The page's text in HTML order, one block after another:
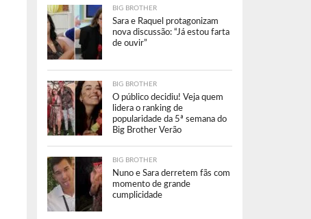
BIG BROTHER
Sara e Raquel protagonizam
nova discussão: “Já estou farta
de ouvir”
BIG BROTHER
O público decidiu! Veja quem
lidera o ranking de
popularidade da 5ª semana do
Big Brother Verão
BIG BROTHER
Nuno e Sara derretem fãs com
momento de grande
cumplicidade